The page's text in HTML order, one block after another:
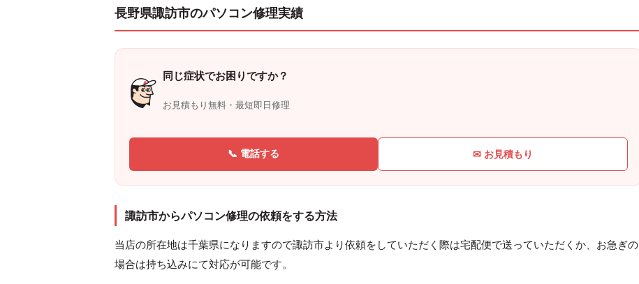
長野県諏訪市のパソコン修理実績
同じ症状でお困りですか？
お見積もり無料・最短即日修理
📞 電話する ✉ お見積もり
諏訪市からパソコン修理の依頼をする方法
当店の所在地は千葉県になりますので諏訪市より依頼をしていただく際は宅配便で送っていただくか、お急ぎの
場合は持ち込みにて対応が可能です。